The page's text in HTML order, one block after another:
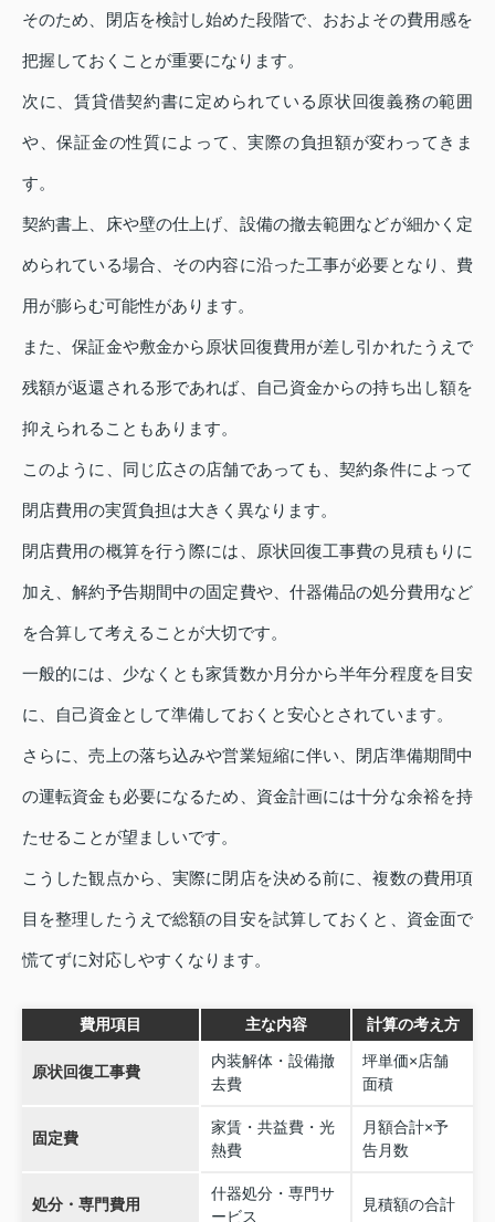
そのため、閉店を検討し始めた段階で、おおよその費用感を
把握しておくことが重要になります。
次に、賃貸借契約書に定められている原状回復義務の範囲
や、保証金の性質によって、実際の負担額が変わってきま
す。
契約書上、床や壁の仕上げ、設備の撤去範囲などが細かく定
められている場合、その内容に沿った工事が必要となり、費
用が膨らむ可能性があります。
また、保証金や敷金から原状回復費用が差し引かれたうえで
残額が返還される形であれば、自己資金からの持ち出し額を
抑えられることもあります。
このように、同じ広さの店舗であっても、契約条件によって
閉店費用の実質負担は大きく異なります。
閉店費用の概算を行う際には、原状回復工事費の見積もりに
加え、解約予告期間中の固定費や、什器備品の処分費用など
を合算して考えることが大切です。
一般的には、少なくとも家賃数か月分から半年分程度を目安
に、自己資金として準備しておくと安心とされています。
さらに、売上の落ち込みや営業短縮に伴い、閉店準備期間中
の運転資金も必要になるため、資金計画には十分な余裕を持
たせることが望ましいです。
こうした観点から、実際に閉店を決める前に、複数の費用項
目を整理したうえで総額の目安を試算しておくと、資金面で
慌てずに対応しやすくなります。
費用項目 主な内容 計算の考え方
原状回復工事費
内装解体・設備撤
去費
坪単価×店舗
面積
固定費
家賃・共益費・光
熱費
月額合計×予
告月数
処分・専門費用
什器処分・専門サ
ービス
見積額の合計